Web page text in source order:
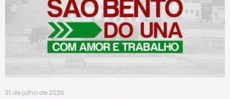
31 de julho de 2026